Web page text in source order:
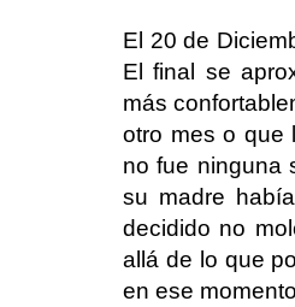
El 20 de
El final se
más
otro mes o que
no fue ninguna
su madre
decidido no
allá de lo que
en ese